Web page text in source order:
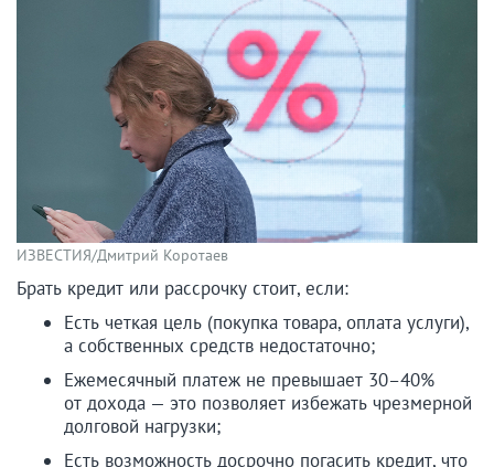
ИЗВЕСТИЯ/Дмитрий Коротаев
Брать кредит или рассрочку стоит, если:
Есть четкая цель (покупка товара, оплата услуги),
а собственных средств недостаточно;
Ежемесячный платеж не превышает 30–40%
от дохода — это позволяет избежать чрезмерной
долговой нагрузки;
Есть возможность досрочно погасить кредит, что